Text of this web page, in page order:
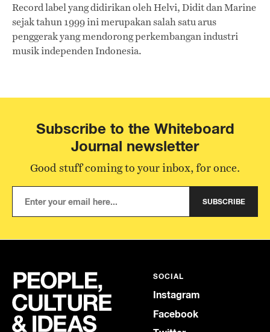
Record label yang didirikan oleh Helvi, Didit dan Marine
sejak tahun 1999 ini merupakan salah satu arus
penggerak yang mendorong perkembangan industri
musik independen Indonesia.
Subscribe to the Whiteboard
Journal newsletter
Good stuff coming to your inbox, for once.
SUBSCRIBE
SOCIAL
Instagram
Facebook